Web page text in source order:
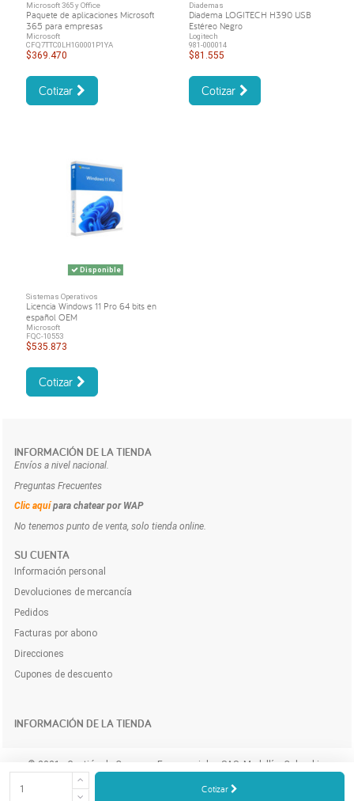
Cotizar
Microsoft 365 y Office
Paquete de aplicaciones Microsoft
365 para empresas
Microsoft
CFQ7TTC0LH1G0001P1YA
$369.470
Cotizar
Diademas
Diadema LOGITECH H390 USB
Estéreo Negro
Logitech
981-000014
$81.555
Cotizar
Disponible
Sistemas Operativos
Licencia Windows 11 Pro 64 bits en
español OEM
Microsoft
FQC-10553
$535.873
Cotizar
INFORMACIÓN DE LA TIENDA
Envíos a nivel nacional.
Preguntas Frecuentes
Clic aquí para chatear por WAP
No tenemos punto de venta, solo tienda online.
INFORMACIÓN DE LA TIENDA
SU CUENTA
Información personal
Devoluciones de mercancía
Pedidos
Facturas por abono
Direcciones
Cupones de descuento
© 2021 - Gestión de Compras Empresariales SAS. Medellín, Colombia.
Compra y cotiza los productos e insumos para tu empresa a domicilio y